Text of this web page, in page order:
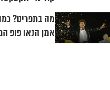
מה בתפריט?
אמן הנאו פופ